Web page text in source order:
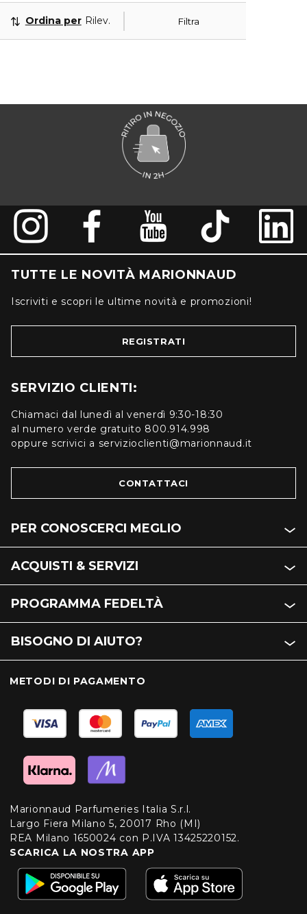
Filtra
Ordina per Rilevanza
TUTTE LE NOVITÀ MARIONNAUD
Iscriviti e scopri le ultime novità e promozioni!
REGISTRATI
SERVIZIO CLIENTI:
Chiamaci dal lunedì al venerdì 9:30-18:30
al numero verde gratuito 800.914.998
oppure scrivici a servizioclienti@marionnaud.it
CONTATTACI
PER CONOSCERCI MEGLIO
ACQUISTI & SERVIZI
PROGRAMMA FEDELTÀ
BISOGNO DI AIUTO?
METODI DI PAGAMENTO
Marionnaud Parfumeries Italia S.r.l.
Largo Fiera Milano 5, 20017 Rho (MI)
REA Milano 1650024 con P.IVA 13425220152.
SCARICA LA NOSTRA APP